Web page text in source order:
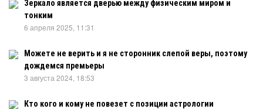
Зеркало является дверью между физическим миром и
тонким
6 апреля 2025, 11:31
Можете не верить и я не сторонник слепой веры, поэтому
дождемся премьеры
3 августа 2024, 18:53
Кто кого и кому не повезет с позиции астрологии